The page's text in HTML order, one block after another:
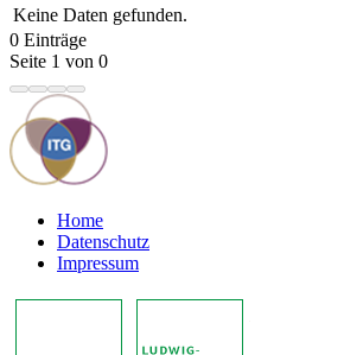
Keine Daten gefunden.
0 Einträge
Seite 1 von 0
Home
Datenschutz
Impressum